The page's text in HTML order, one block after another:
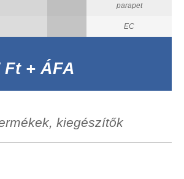
parapet
EC
Ft + ÁFA
kiegészítők